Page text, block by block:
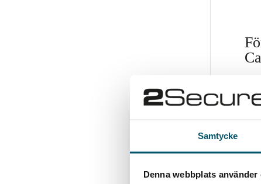
Samtycke
Denna webbplats använder
IT-